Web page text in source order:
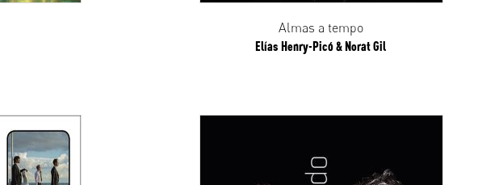
Almas a tempo
Elías Henry-Picó & Norat Gil